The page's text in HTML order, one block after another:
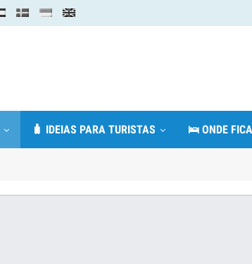
🧳 IDEIAS PARA TURISTAS 🛌 ONDE